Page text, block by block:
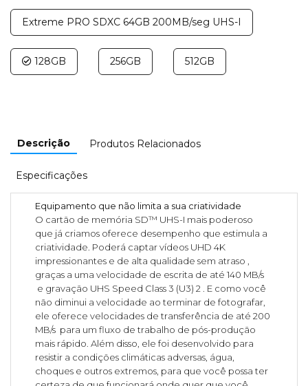
Extreme PRO SDXC 64GB 200MB/seg UHS-I
128GB 256GB 512GB
Descrição Produtos Relacionados
Especificações
Equipamento que não limita a sua criatividade
O cartão de memória SD™ UHS-I mais poderoso
que já criamos oferece desempenho que estimula a
criatividade. Poderá captar vídeos UHD 4K
impressionantes e de alta qualidade sem atraso ,
graças a uma velocidade de escrita de até 140 MB/s
e gravação UHS Speed Class 3 (U3) 2 . E como você
não diminui a velocidade ao terminar de fotografar,
ele oferece velocidades de transferência de até 200
MB/s para um fluxo de trabalho de pós-produção
mais rápido. Além disso, ele foi desenvolvido para
resistir a condições climáticas adversas, água,
choques e outros extremos, para que você possa ter